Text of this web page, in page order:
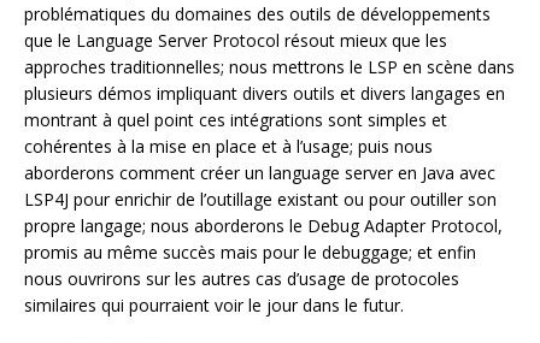
problématiques du domaines des outils de développements
que le Language Server Protocol résout mieux que les
approches traditionnelles; nous mettrons le LSP en scène dans
plusieurs démos impliquant divers outils et divers langages en
montrant à quel point ces intégrations sont simples et
cohérentes à la mise en place et à l’usage; puis nous
aborderons comment créer un language server en Java avec
LSP4J pour enrichir de l’outillage existant ou pour outiller son
propre langage; nous aborderons le Debug Adapter Protocol,
promis au même succès mais pour le debuggage; et enfin
nous ouvrirons sur les autres cas d’usage de protocoles
similaires qui pourraient voir le jour dans le futur.